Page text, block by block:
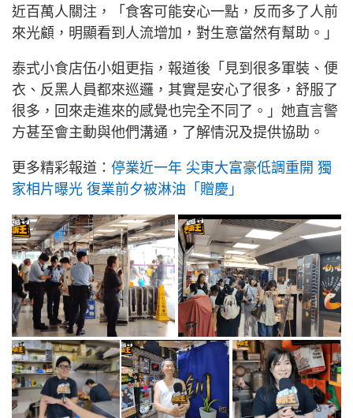
近百萬人關注，「食客可能安心一點，反而多了人前
來光顧，明顯看到人流增加，對生意當然有幫助。」
泰式小食店伍小姐更指，報道後「見到很多軍裝、便
衣、反黑人員都來巡邏，其實是安心了很多，舒服了
很多，回來走進來的感覺也完全不同了。」她直言警
方甚至會主動與他們溝通，了解情況及提供協助。
更多精彩報道： 停業近一年 尖東大富豪低調重開 獨
家相片曝光 復業前夕被淋油「贈慶」